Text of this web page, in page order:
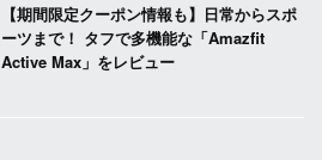
【期間限定クーポン情報も】日常からスポ
ーツまで！ タフで多機能な「Amazfit
Active Max」をレビュー